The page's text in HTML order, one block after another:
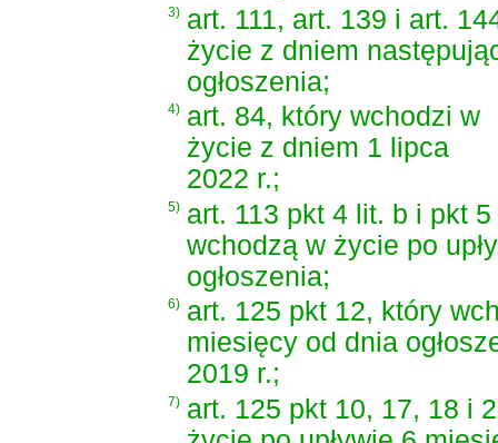
3) art. 111, art. 139 i art.
życie z dniem
ogłoszenia;
4) art. 84, który wchodzi w
życie z dniem 1 lipca
2022 r.;
5) art. 113 pkt 4 lit. b i pkt
wchodzą w życie po
ogłoszenia;
6) art. 125 pkt 12, który
miesięcy od dnia
2019 r.;
7) art. 125 pkt 10, 17, 18 i